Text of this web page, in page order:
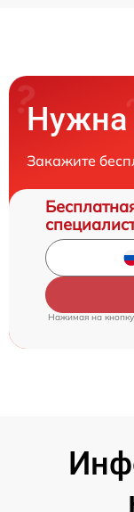
Нужна
Закажите
Нажимая на